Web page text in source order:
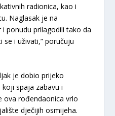
radionica, kao i
Naglasak je na
ponudu prilagodili tako da
i uživati,” poručuju
je dobio prijeko
spaja zabavu i
ova rođendaonica vrlo
dječijih osmijeha.